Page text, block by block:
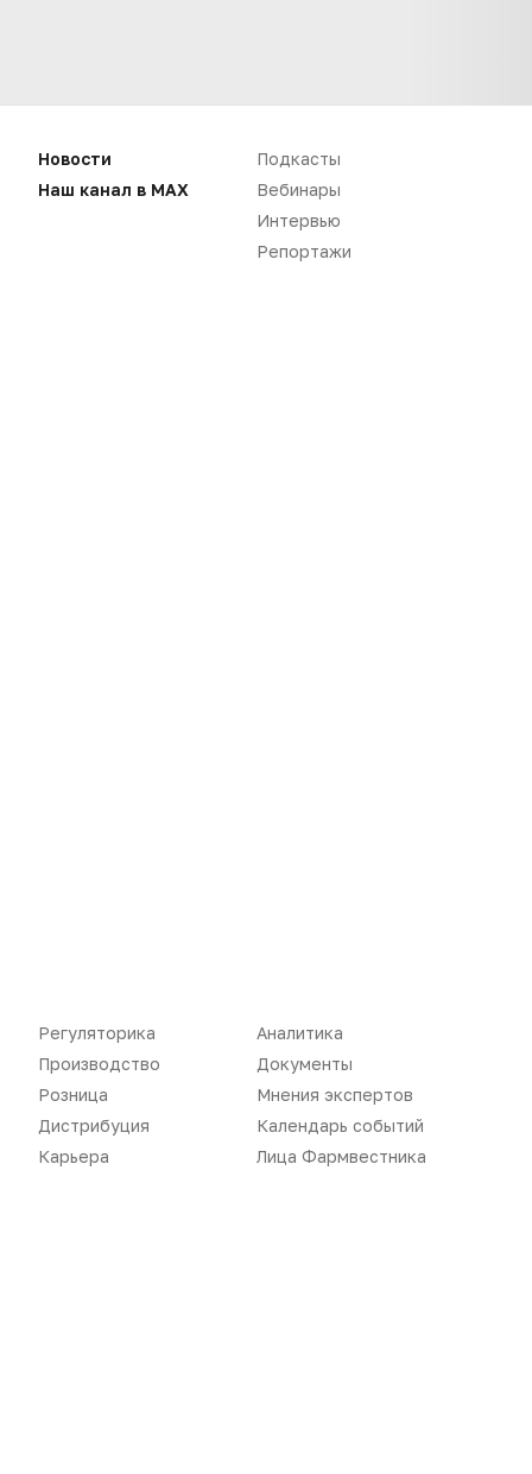
Розница
Дистрибуция
Карьера
Аналитика
Интервью
Газета
Оформить подписку
Архив номеров
Новости
Наш канал в MAX
Подкасты
Вебинары
Интервью
Репортажи
Регуляторика
Производство
Розница
Дистрибуция
Карьера
Аналитика
Документы
Мнения экспертов
Календарь событий
Лица Фармвестника